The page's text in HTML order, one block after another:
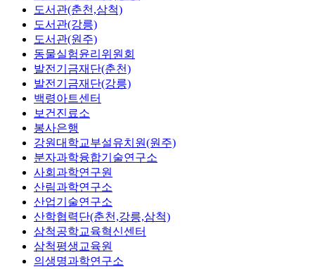
도서관(춘천,삼척)
도서관(강릉)
도서관(원주)
동물실험윤리위원회
발전기금재단(춘천)
발전기금재단(강릉)
백령아트센터
보건진료소
봉사은행
강원대학교부설유치원(원주)
분자과학융합기술연구소
사회과학연구원
산림과학연구소
산업기술연구소
산학협력단(춘천,강릉,삼척)
삼척공학교육혁신센터
삼척평생교육원
의생명과학연구소